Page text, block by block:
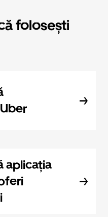
folosești
aplicația